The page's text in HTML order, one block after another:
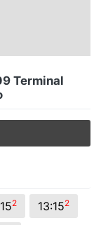
Terminal
2 13:152